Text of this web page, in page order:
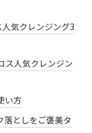
気クレンジング3
ス人気クレンジン
い方
落としをご褒美タ